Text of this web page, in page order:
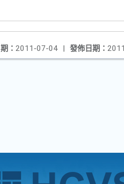
發佈日期：
： 2011-07-04 |